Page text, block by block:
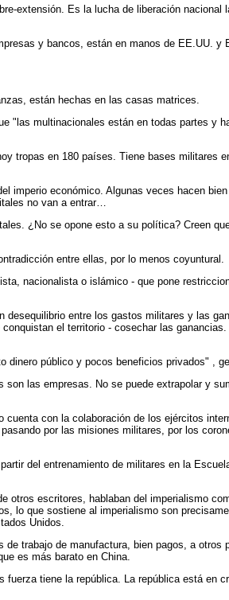
extensión. Es la lucha de liberación nacional
y bancos, están en manos de EE.UU. y
están hechas en las casas matrices.
"las multinacionales están en todas partes y
tropas en 180 países. Tiene bases militares
imperio económico. Algunas veces hacen
no van a entrar…
¿No se opone esto a su política? Creen
entre ellas, por lo menos coyuntural.
nacionalista o islámico - que pone
entre los gastos militares y las
el territorio - cosechar las
público y pocos beneficios privados" ,
las empresas. No se puede extrapolar y
con la colaboración de los ejércitos
por las misiones militares, por los
del entrenamiento de militares en la
escritores, hablaban del imperialismo
lo que sostiene al imperialismo son
Unidos.
trabajo de manufactura, bien pagos, a otros
es más barato en China.
tiene la república. La república está en